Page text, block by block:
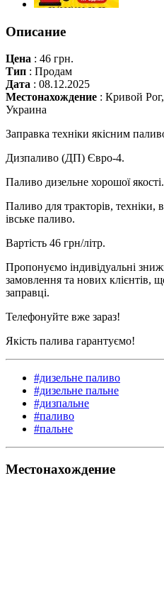
Описание
Цена : 46 грн.
Тип : Продам
Дата : 08.12.2025
Местонахождение : Кривой
Украина
Заправка техніки якісним
Дизпаливо (ДП) Євро-4.
Паливо дизельне хорошої якості.
Паливо для тракторів, техніки,
івське паливо.
Вартість 46 грн/літр.
Пропонуємо індивідуальні
замовлення та нових клієнтів,
заправці.
Телефонуйте вже зараз!
Якість палива гарантуємо!
#дизельне паливо
#дизельне пальне
#дизпальне
#паливо
#пальне
Местонахождение